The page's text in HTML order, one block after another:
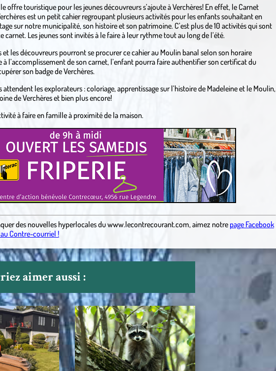
offre touristique pour les jeunes découvreurs s’ajoute à Verchères! En effet, le Carnet
est un petit cahier regroupant plusieurs activités pour les enfants souhaitant en
sur notre municipalité, son histoire et son patrimoine. C’est plus de 10 activités qui sont
carnet. Les jeunes sont invités à le faire à leur rythme tout au long de l’été.
et les découvreurs pourront se procurer ce cahier au Moulin banal selon son horaire
à l’accomplissement de son carnet, l’enfant pourra faire authentifier son certificat du
son badge de Verchères.
attendent les explorateurs : coloriage, apprentissage sur l’histoire de Madeleine et le Moulin,
de Verchères et bien plus encore!
à faire en famille à proximité de la maison.
des nouvelles hyperlocalesduwww.lecontrecourant.com,aimez notre page Facebook
Contre-courriel !
aimer aussi :